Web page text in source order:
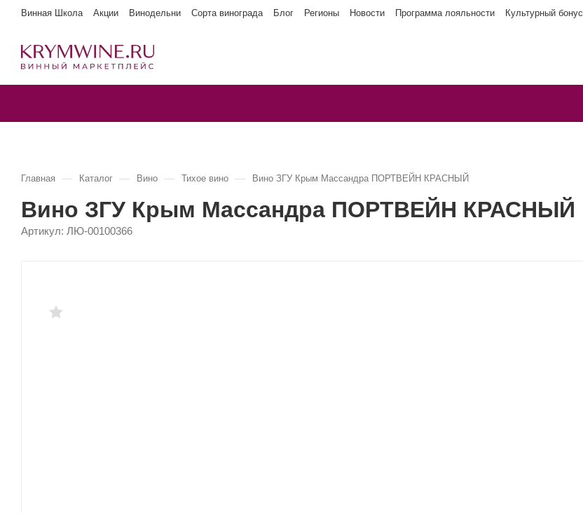
Винная Школа Акции Винодельни Сорта винограда Блог Регионы Новости Программа лояльности Культурный бонус
Главная — Каталог — Вино — Тихое вино — Вино ЗГУ Крым Массандра ПОРТВЕЙН КРАСНЫЙ
Вино ЗГУ Крым Массандра ПОРТВЕЙН КРАСНЫЙ
Артикул: ЛЮ-00100366